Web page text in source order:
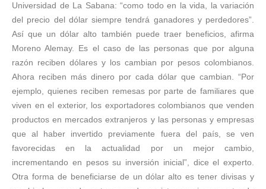
Universidad de La Sabana: “como todo en la vida, la variación
del precio del dólar siempre tendrá ganadores y perdedores”.
Así que un dólar alto también puede traer beneficios, afirma
Moreno Alemay. Es el caso de las personas que por alguna
razón reciben dólares y los cambian por pesos colombianos.
Ahora reciben más dinero por cada dólar que cambian. “Por
ejemplo, quienes reciben remesas por parte de familiares que
viven en el exterior, los exportadores colombianos que venden
productos en mercados extranjeros y las personas y empresas
que al haber invertido previamente fuera del país, se ven
favorecidas en la actualidad por un mejor cambio,
incrementando en pesos su inversión inicial”, dice el experto.
Otra forma de beneficiarse de un dólar alto es tener divisas y